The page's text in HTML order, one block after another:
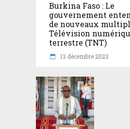
Burkina Faso : Le
gouvernement
de nouveaux
Télévision
terrestre (TNT)
13 décembre 2023